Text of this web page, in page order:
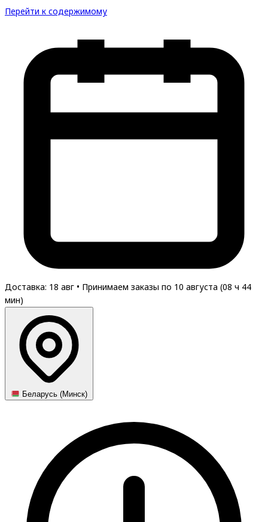
Перейти к содержимому
Доставка: 18 авг • Принимаем заказы по 10 августа (08 ч 44
мин)
Беларусь (Минск)